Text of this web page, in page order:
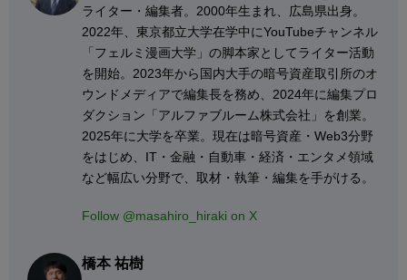
ライター・編集者。2000年生まれ、広島県出身。
2022年、東京都立大学在学中にYouTubeチャンネル
「フェルミ漫画大学」の脚本家としてライター活動
を開始。2023年から国内大手の暗号資産取引所のオ
ウンドメディアで編集長を務め、2024年に編集プロ
ダクション「アルファブルーム株式会社」を創業。
2025年に大学を卒業。現在は暗号資産・Web3分野
をはじめ、IT・金融・自動車・経済・エンタメ領域
など幅広い分野で、取材・執筆・編集を手がける。
Follow @masahiro_hiraki on X
橋本 祐樹